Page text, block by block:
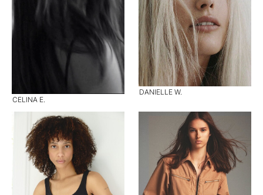
CELINA E.
DANIELLE W.